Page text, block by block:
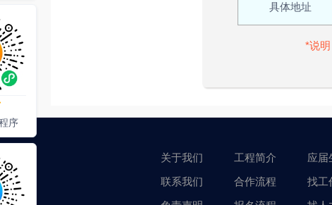
具体地址
*说
关于我们 工程简介 应届
联系我们
合作流程 找工
序